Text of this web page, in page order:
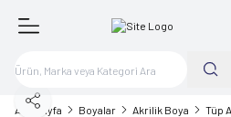
Ana Sayfa Boyalar Akrilik Boya Tüp
Paylaş